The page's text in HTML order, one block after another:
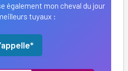
également mon cheval du jour
tuyaux :